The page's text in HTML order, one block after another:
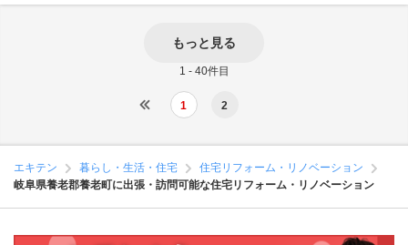
もっと見る
1 - 40件目
1 2
エキテン 暮らし・生活・住宅
住宅リフォーム・リノベーション
岐阜県養老郡養老町に出張・訪問可能な住宅リフォーム・リノベーション